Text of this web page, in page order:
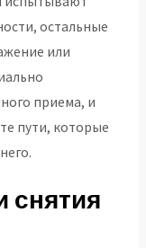
остальные
или
приема, и
пути, которые
снятия